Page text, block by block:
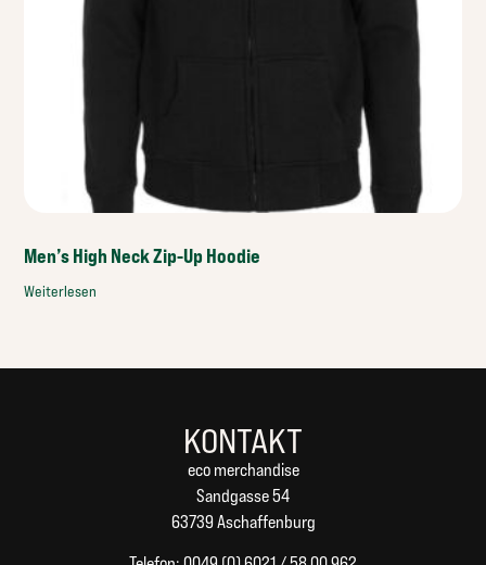
Men’s High Neck Zip-Up Hoodie
Weiterlesen
KONTAKT
eco merchandise
Sandgasse 54
63739 Aschaffenburg